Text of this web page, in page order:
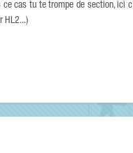
ce cas tu te trompe de section,
HL2...)